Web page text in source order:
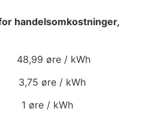
handelsomkostninger,
48,99 øre / kWh
3,75 øre / kWh
1 øre / kWh